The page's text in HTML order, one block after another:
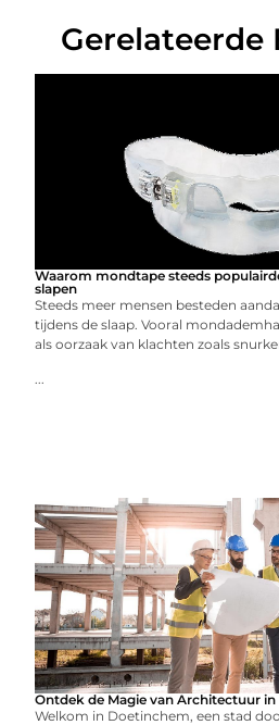
Gerelateerde
Waarom mondtape steeds
slapen
Steeds meer mensen besteden
tijdens de slaap. Vooral
als oorzaak van klachten zoals
...
Ontdek de Magie van Architectuur
Welkom in Doetinchem, een stad